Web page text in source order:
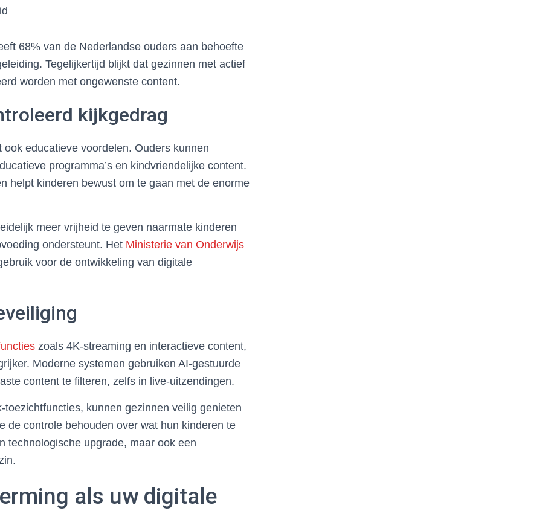
68% van de Nederlandse ouders aan behoefte
Tegelijkertijd blijkt dat gezinnen met actief
worden met ongewenste content.
kijkgedrag
educatieve voordelen. Ouders kunnen
programma’s en kindvriendelijke content.
helpt kinderen bewust om te gaan met de enorme
meer vrijheid te geven naarmate kinderen
ondersteunt. Het Ministerie van Onderwijs
voor de ontwikkeling van digitale
zoals 4K-streaming en interactieve content,
Moderne systemen gebruiken AI-gestuurde
content te filteren, zelfs in live-uitzendingen.
kunnen gezinnen veilig genieten
de controle behouden over wat hun kinderen te
technologische upgrade, maar ook een
als uw digitale